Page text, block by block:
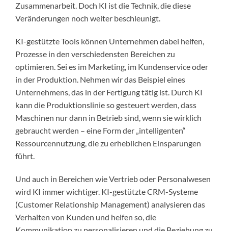
Zusammenarbeit. Doch KI ist die Technik, die diese
Veränderungen noch weiter beschleunigt.
KI-gestützte Tools können Unternehmen dabei helfen,
Prozesse in den verschiedensten Bereichen zu
optimieren. Sei es im Marketing, im Kundenservice oder
in der Produktion. Nehmen wir das Beispiel eines
Unternehmens, das in der Fertigung tätig ist. Durch KI
kann die Produktionslinie so gesteuert werden, dass
Maschinen nur dann in Betrieb sind, wenn sie wirklich
gebraucht werden – eine Form der „intelligenten“
Ressourcennutzung, die zu erheblichen Einsparungen
führt.
Und auch in Bereichen wie Vertrieb oder Personalwesen
wird KI immer wichtiger. KI-gestützte CRM-Systeme
(Customer Relationship Management) analysieren das
Verhalten von Kunden und helfen so, die